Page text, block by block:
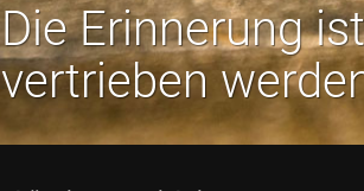
Die Erinnerung
vertrieben